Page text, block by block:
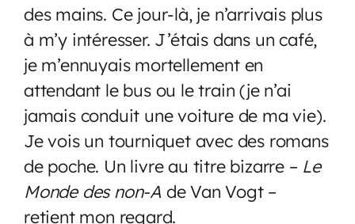
des mains. Ce jour-là, je n’arrivais plus
à m’y intéresser. J’étais dans un café,
je m’ennuyais mortellement en
attendant le bus ou le train (je n’ai
jamais conduit une voiture de ma vie).
Je vois un tourniquet avec des romans
de poche. Un livre au titre bizarre – Le
Monde des non-A de Van Vogt –
retient mon regard.